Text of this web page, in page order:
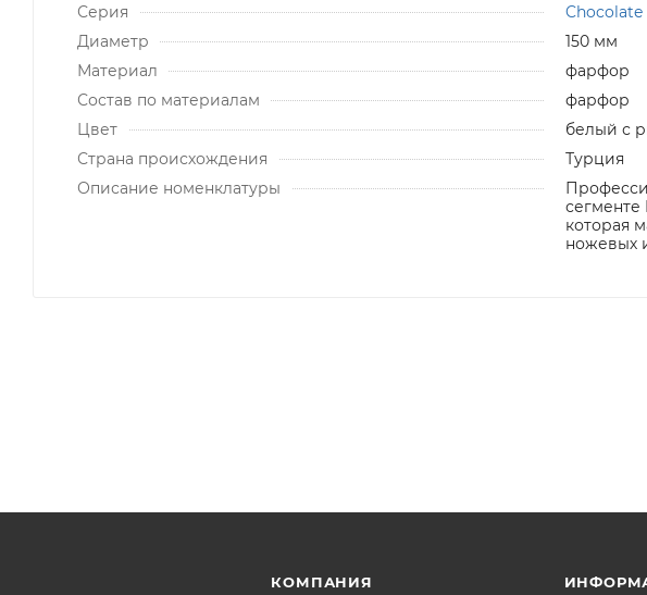
Серия
Chocolate
Диаметр
150 мм
Материал
фарфор
Состав по материалам
фарфор
Цвет
белый с
Страна происхождения
Турция
Описание номенклатуры
сегменте
которая
ножевых
КОМПАНИЯ